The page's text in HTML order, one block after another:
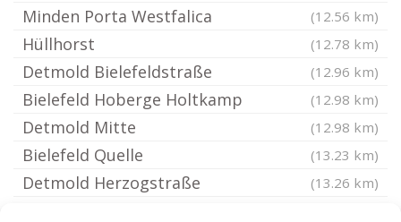
Minden Porta Westfalica (12.56 km)
Hüllhorst (12.78 km)
Detmold Bielefeldstraße (12.96 km)
Bielefeld Hoberge Holtkamp (12.98 km)
Detmold Mitte (12.98 km)
Bielefeld Quelle (13.23 km)
Detmold Herzogstraße (13.26 km)